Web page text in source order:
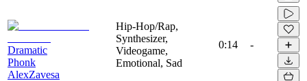
Dramatic
Phonk
AlexZavesa
Hip-Hop/Rap,
Synthesizer,
Videogame,
Emotional, Sad
0:14 -